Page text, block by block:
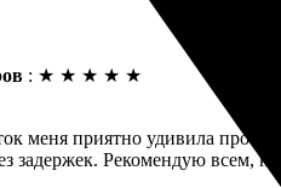
: ★ ★ ★ ★ ★
меня приятно удивила
задержек. Рекомендую всем, кто